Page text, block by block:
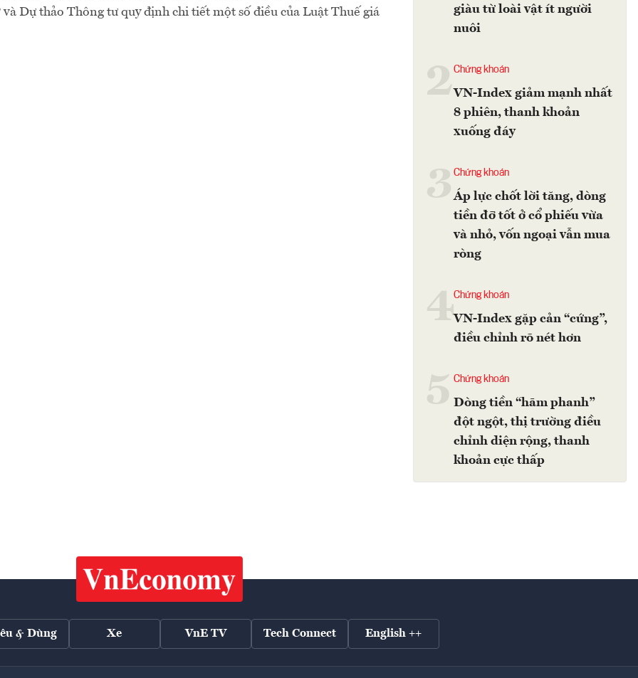
Dự thảo Thông tư quy định chi tiết một số điều của Luật Thuế giá
giàu từ loài vật ít người
nuôi
2Chứng khoán
VN-Index giảm mạnh nhất
8 phiên, thanh khoản
xuống đáy
Chứng khoán
Áp lực chốt lời tăng, dòng
tiền đỡ tốt ở cổ phiếu vừa
và nhỏ, vốn ngoại vẫn mua
ròng
4Chứng khoán
VN-Index gặp cản “cứng”,
điều chỉnh rõ nét hơn
Chứng khoán
Dòng tiền “hãm phanh”
đột ngột, thị trường điều
chỉnh diện rộng, thanh
khoản cực thấp
& Dùng Xe VnE TV Tech Connect English ++